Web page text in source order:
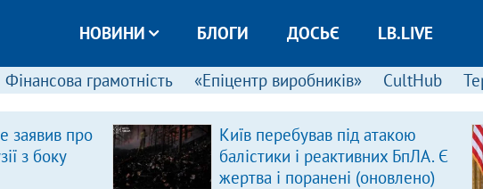
НОВИНИ БЛОГИ ДОСЬЄ LB.LIVE
Фінансова грамотність «Епіцентр виробників» CultHub
заявив про
з боку
Київ перебував під атакою
балістики і реактивних БпЛА. Є
жертва і поранені (оновлено)